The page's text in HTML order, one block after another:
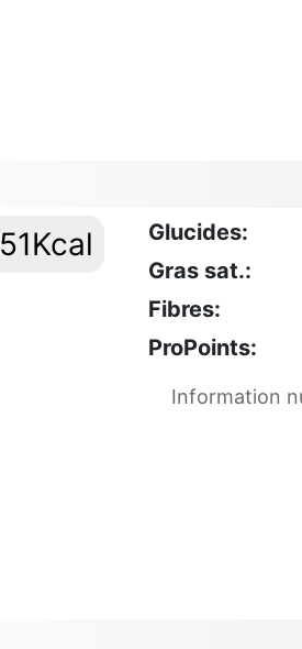
Glucides:
Gras sat.:
Fibres:
ProPoints:
Information